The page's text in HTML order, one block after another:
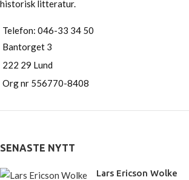
historisk litteratur.
Telefon: 046-33 34 50
Bantorget 3
222 29 Lund
Org nr 556770-8408
SENASTE NYTT
Lars Ericson Wolke